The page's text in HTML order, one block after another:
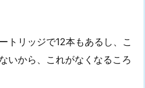
トリッジで12本もあるし、こ
いから、これがなくなるころ